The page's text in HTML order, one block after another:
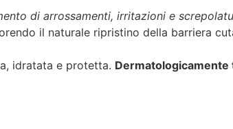
di arrossamenti, irritazioni e
il naturale ripristino della barriera
idratata e protetta. Dermatologicamente